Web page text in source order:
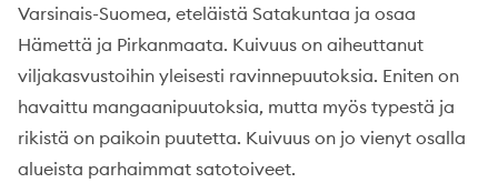
Varsinais-Suomea, eteläistä Satakuntaa ja osaa
Hämettä ja Pirkanmaata. Kuivuus on aiheuttanut
viljakasvustoihin yleisesti ravinnepuutoksia. Eniten on
havaittu mangaanipuutoksia, mutta myös typestä ja
rikistä on paikoin puutetta. Kuivuus on jo vienyt osalla
alueista parhaimmat satotoiveet.